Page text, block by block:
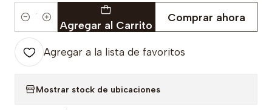
Cantidad Agregar al Carrito
Comprar ahora
Agregar a la lista de favoritos
Mostrar stock de ubicaciones